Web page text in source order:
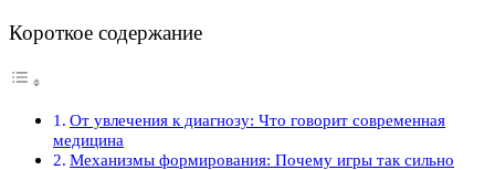
Короткое содержание
От увлечения к диагнозу: Что говорит современная
медицина
Механизмы формирования: Почему игры так сильно